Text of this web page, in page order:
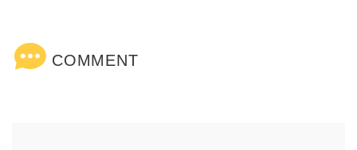
COMMENT